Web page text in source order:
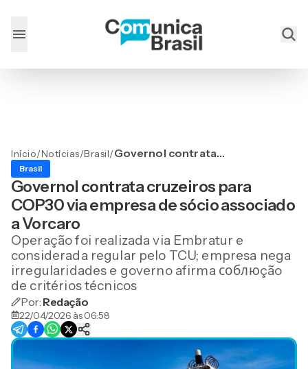
Início/Notícias/Brasil/Governol contrata
empresa de sócio
associado a Vorcaro
Brasil
Governol contrata cruzeiros para
COP30 via empresa de sócio associado
a Vorcaro
Operação foi realizada via Embratur e
considerada regular pelo TCU; empresa nega
irregularidades e governo afirma соблюção
de critérios técnicos
Por: Redação
22/04/2026 às 06:58